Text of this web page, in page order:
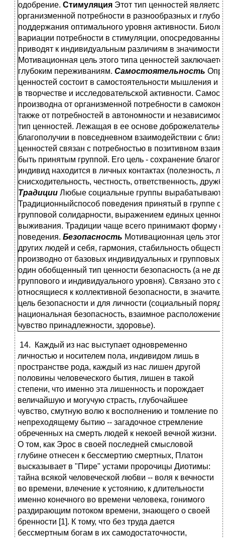
одобрение. Стимуляция Этот тип ценностей
организменной потребности в разнообразных и
поддержания оптимального уровня активности.
вариации потребности в стимуляции,
приводят к индивидуальным различиям в значимости
Мотивационная цель этого типа ценностей
глубоким переживаниям. Самостоятельность
ценностей состоит в самостоятельности мышления и
в творчестве и исследовательской активности.
производна от организменной потребности в
также от потребностей в автономности и
тип ценностей. Лежащая в ее основе
благополучии в повседневном взаимодействии с
ценностей связан с потребностью в позитивном
быть принятым группой. Его цель - сохранение
индивид находится в личных контактах (полезность,
снисходительность, честность, ответственность,
Традиции Любые социальные группы вырабатывают
Традиционныйспособ поведения принятый в группе
групповой солидарности, выражением единых
выживания. Традиции чаще всего принимают форму
поведения. Безопасность Мотивационная цель
других людей и себя, гармония, стабильность
производно от базовых индивидуальных и групповых
один обобщенный тип ценности безопасность (а не
группового и индивидуального уровня). Связано это с
относящиеся к коллективной безопасности, в
цель безопасности и для личности (социальный
национальная безопасность, взаимное
чувство принадлежности, здоровье).
14.
Каждый из нас выступает одновременно
личностью и носителем пола, индивидом лишь в
пространстве рода, каждый из нас лишен другой
половины человеческого бытия, лишен в такой
степени, что именно эта лишенность и порождает
величайшую и могучую страсть, глубочайшее
чувство, смутную волю к восполнению и томление по
непреходящему бытию -- загадочное стремление
обреченных на смерть людей к некоей вечной жизни.
О том, как Эрос в своей последней смысловой
глубине отнесен к бессмертию смертных, Платон
высказывает в "Пире" устами пророчицы Диотимы:
тайна всякой человеческой любви -- воля к вечности
во времени, влечение к устоянию, к длительности
именно конечного во времени человека, гонимого
раздирающим потоком времени, знающего о своей
бренности [1]. К тому, что без труда дается
бессмертным богам в их самодостаточности,